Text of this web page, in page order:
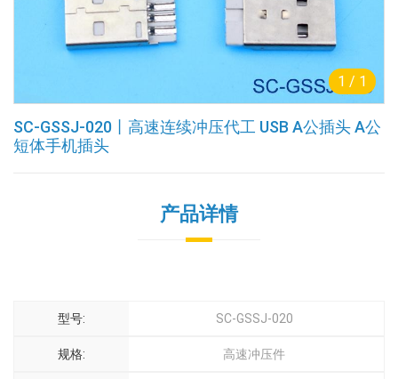
1 / 1
SC-GSSJ-020丨高速连续冲压代工 USB A公插头 A公
短体手机插头
产品详情
型号: SC-GSSJ-020
规格: 高速冲压件